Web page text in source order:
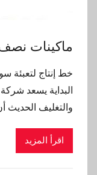
ماكينات نصف
خط إنتاج لتعبئة
البداية يسعد
والتغليف الحديث
اقرأ المزيد